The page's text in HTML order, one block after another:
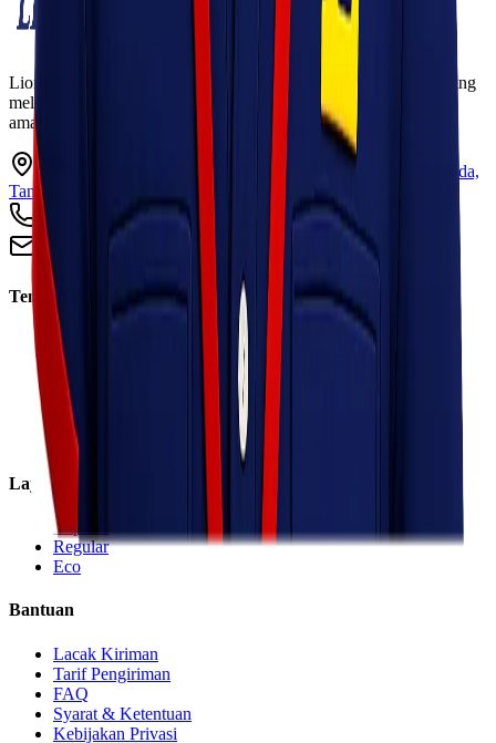
Lionel Express adalah perusahaan jasa pengiriman terpercaya yang
melayani pengiriman barang ke seluruh Indonesia dengan cepat,
aman, dan harga kompetitif.
Ruko Garden Square Blok G No. 11-12 Jurumudi baru, Benda,
Tangerang, Banten 15124
+62 813 8838 8182
info@lionelexpress.com
Tentang Kami
Tentang Kami
Visi & Misi
Sosial Perusahaan
Karir
Cabang
Informasi
Layanan
Express
Regular
Eco
Bantuan
Lacak Kiriman
Tarif Pengiriman
FAQ
Syarat & Ketentuan
Kebijakan Privasi